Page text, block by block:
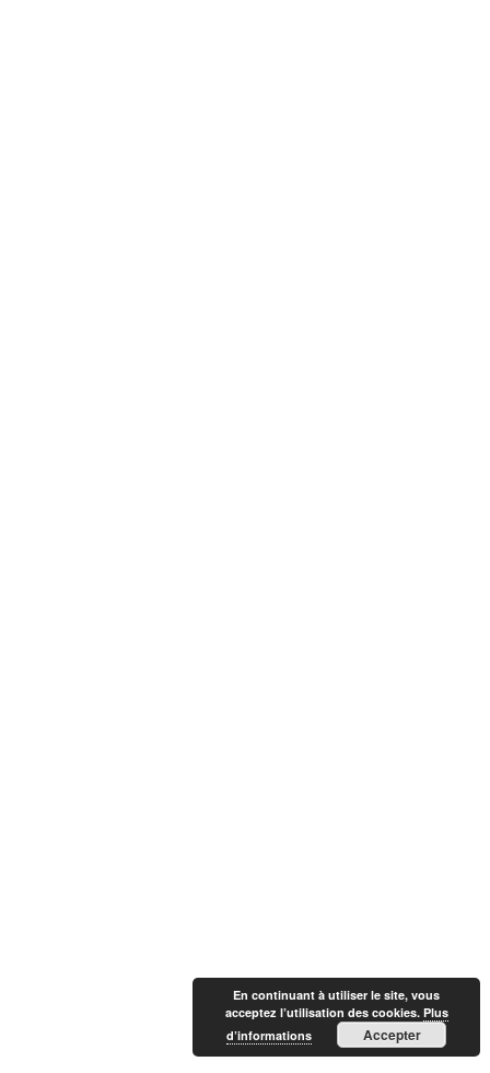
En continuant à utiliser le site, vous
acceptez l’utilisation des cookies. Plus
d’informations
Accepter